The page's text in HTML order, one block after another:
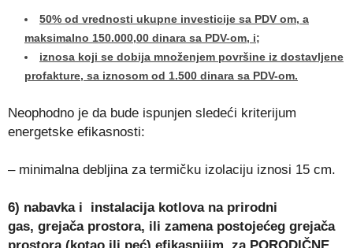
50% od vrednosti ukupne investicije sa PDV om, a
maksimalno 150.000,00 dinara sa PDV-om, i;
iznosa koji se dobija množenjem površine iz dostavljene
profakture, sa iznosom od 1.500 dinara sa PDV-om.
Neophodno je da bude ispunjen sledeći kriterijum
energetske efikasnosti:
– minimalna debljina za termičku izolaciju iznosi 15 cm.
6) nabavka i instalacija kotlova na prirodni
gas, grejača prostora, ili zamena postojećeg grejača